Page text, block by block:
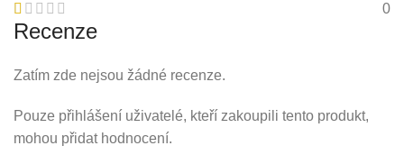
0
Recenze
Zatím zde nejsou žádné recenze.
Pouze přihlášení uživatelé, kteří zakoupili tento produkt,
mohou přidat hodnocení.